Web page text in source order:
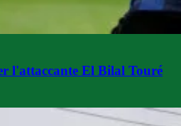
l'attaccante El Bilal Touré